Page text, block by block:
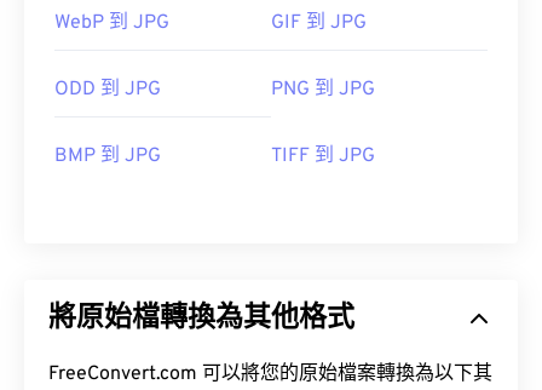
WebP 到 JPG GIF 到 JPG
ODD 到 JPG PNG 到 JPG
BMP 到 JPG TIFF 到 JPG
將原始檔轉換為其他格式
FreeConvert.com 可以將您的原始檔案轉換為以下其